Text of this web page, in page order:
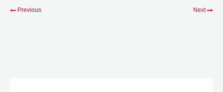
Previous Next